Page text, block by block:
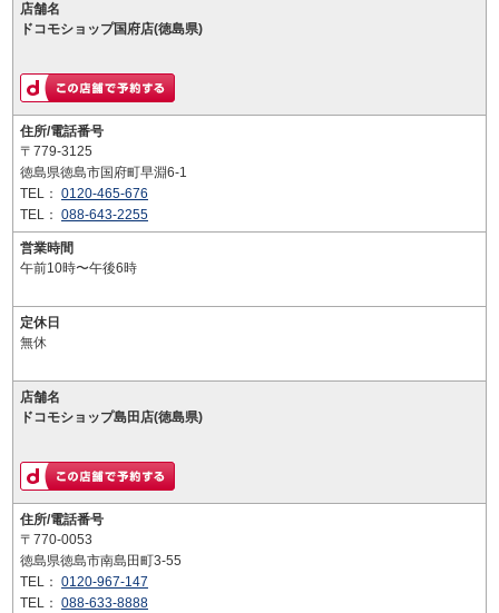
店舗名
ドコモショップ国府店(徳島県)
住所/電話番号
〒779-3125
徳島県徳島市国府町早淵6-1
TEL： 0120-465-676
TEL： 088-643-2255
営業時間
午前10時〜午後6時
定休日
無休
店舗名
ドコモショップ島田店(徳島県)
住所/電話番号
〒770-0053
徳島県徳島市南島田町3-55
TEL： 0120-967-147
TEL： 088-633-8888